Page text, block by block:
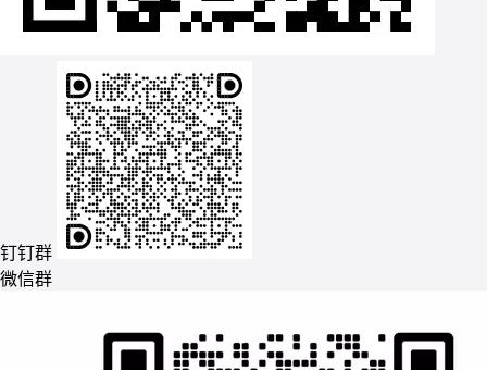
钉钉群
微信群